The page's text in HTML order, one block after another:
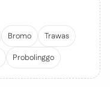
Bromo
Trawas
Probolinggo